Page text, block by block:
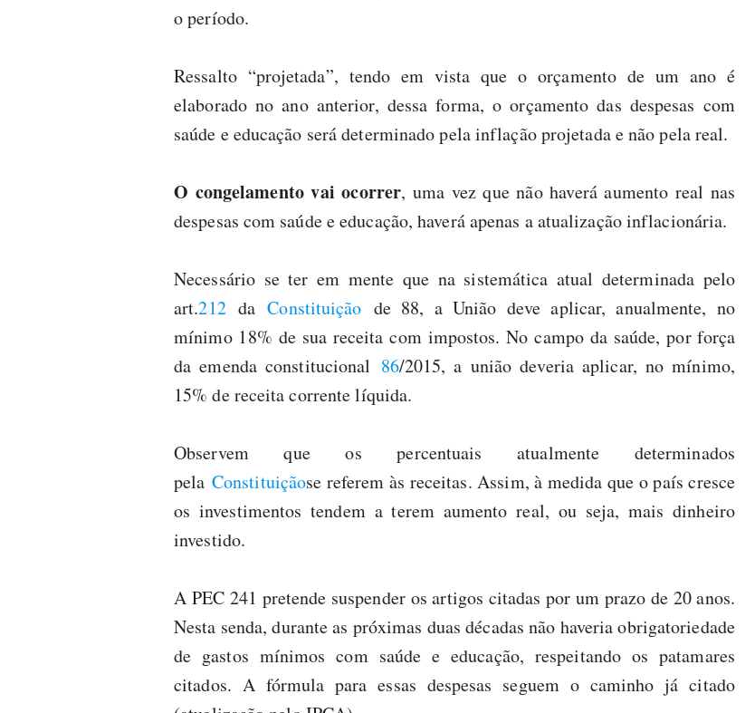
o período.
Ressalto “projetada”, tendo em vista que o orçamento de um ano é
elaborado no ano anterior, dessa forma, o orçamento das despesas com
saúde e educação será determinado pela inflação projetada e não pela real.
O congelamento vai ocorrer, uma vez que não haverá aumento real nas
despesas com saúde e educação, haverá apenas a atualização inflacionária.
Necessário se ter em mente que na sistemática atual determinada pelo
art.212daConstituição de 88, a União deve aplicar, anualmente, no
mínimo 18% de sua receita com impostos. No campo da saúde, por força
da emenda constitucional 86/2015, a união deveria aplicar, no mínimo,
15% de receita corrente líquida.
Observem que os percentuais atualmente determinados
pela Constituiçãose referem às receitas. Assim, à medida que o país cresce
os investimentos tendem a terem aumento real, ou seja, mais dinheiro
investido.
A PEC 241 pretende suspender os artigos citadas por um prazo de 20 anos.
Nesta senda, durante as próximas duas décadas não haveria obrigatoriedade
de gastos mínimos com saúde e educação, respeitando os patamares
citados. A fórmula para essas despesas seguem o caminho já citado